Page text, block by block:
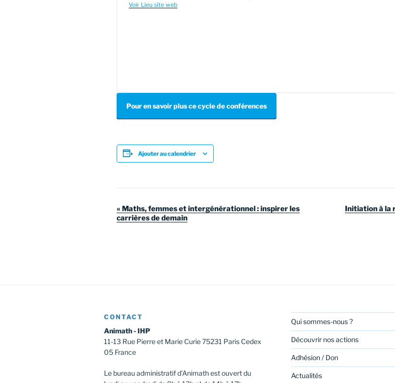
Voir Lieu site web
Pour en savoir plus ce cycle de conférences
Ajouter au calendrier
N
a
a
i
o
n
É
v
« Maths, femmes et intergénérationnel : inspirer les
carrières de demain
Initiation à la
CONTACT
Animath - IHP
11-13 Rue Pierre et Marie Curie 75231 Paris Cedex
05 France
Le bureau administratif d’Animath est ouvert du
Qui sommes-nous ?
Découvrir nos actions
Adhésion / Don
Actualités